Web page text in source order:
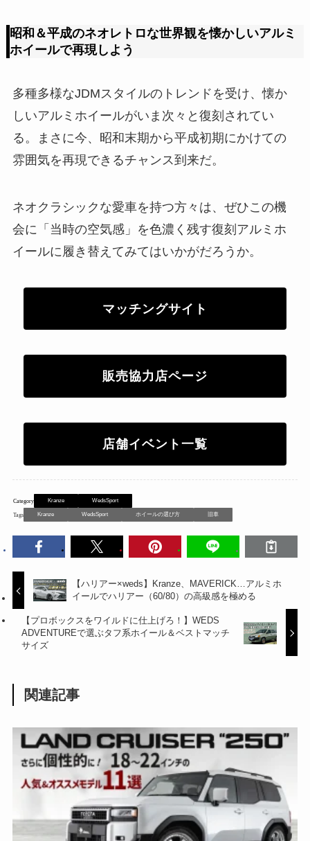
昭和＆平成のネオレトロな世界観を懐かしいアルミ
ホイールで再現しよう
多種多様なJDMスタイルのトレンドを受け、懐か
しいアルミホイールがいま次々と復刻されてい
る。まさに今、昭和末期から平成初期にかけての
雰囲気を再現できるチャンス到来だ。
ネオクラシックな愛車を持つ方々は、ぜひこの機
会に「当時の空気感」を色濃く残す復刻アルミホ
イールに履き替えてみてはいかがだろうか。
マッチングサイト
販売協力店ページ
店舗イベント一覧
Kranze WedsSport
Kranze WedsSport ホイールの選び方 旧車
【ハリアー×weds】Kranze、MAVERICK…アルミホ
イールでハリアー（60/80）の高級感を極める
【プロボックスをワイルドに仕上げろ！】WEDS
ADVENTUREで選ぶタフ系ホイール＆ベストマッチ
サイズ
関連記事